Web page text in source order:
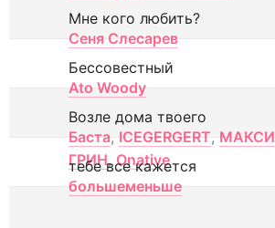
Мне кого любить?
Сеня Слесарев
Бессовестный
Ato Woody
Возле дома твоего
Баста, ICEGERGERT, МАКСИ
ГРИН, Onative
тебе все кажется
большеменьше